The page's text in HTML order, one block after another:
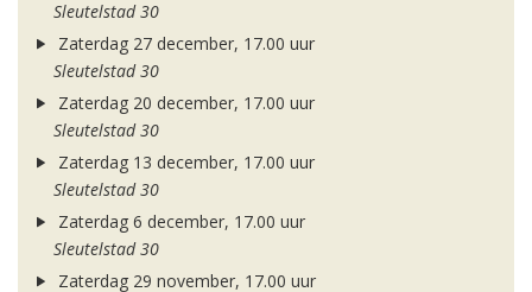
Sleutelstad 30
Zaterdag 27 december, 17.00 uur
Sleutelstad 30
Zaterdag 20 december, 17.00 uur
Sleutelstad 30
Zaterdag 13 december, 17.00 uur
Sleutelstad 30
Zaterdag 6 december, 17.00 uur
Sleutelstad 30
Zaterdag 29 november, 17.00 uur